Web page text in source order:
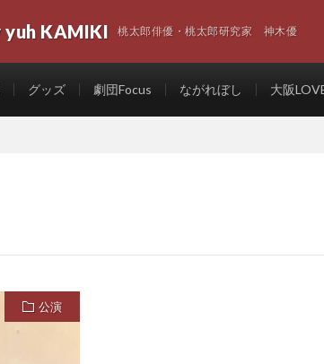
yuh KAMIKI 桃太郎俳優・桃太郎研究家 神木優
グッズ 劇団Focus ながれぼし 大阪
公演